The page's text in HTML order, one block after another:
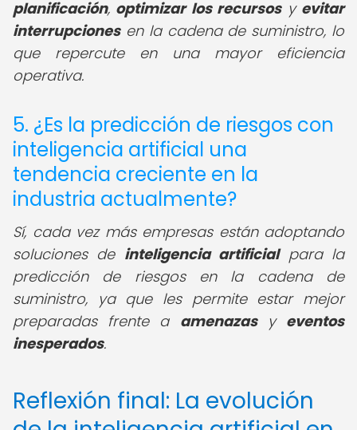
planificación, optimizar los recursosy evitar
interrupcionesen la cadena de suministro, lo
que repercute en una mayor eficiencia
operativa.
5. ¿Es la predicción de riesgos con
inteligencia artificial una
tendencia creciente en la
industria actualmente?
Sí, cada vez más empresas están adoptando
soluciones de inteligencia artificialpara la
predicción de riesgos en la cadena de
suministro, ya que les permite estar mejor
preparadas frente a amenazasy eventos
inesperados.
Reflexión final: La evolución